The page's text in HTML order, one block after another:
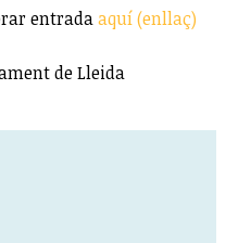
entradaaquí (enllaç)
de Lleida